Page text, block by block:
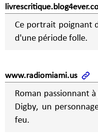
Ce portrait poignant
d'une période folle.
www.radiomiami.us
Roman passionnant
Digby, un
feu.